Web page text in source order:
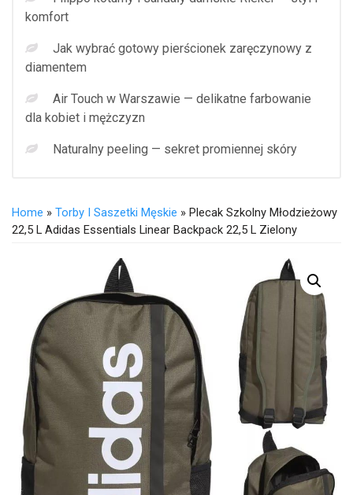
komfort
Jak wybrać gotowy pierścionek zaręczynowy z
diamentem
Air Touch w Warszawie — delikatne farbowanie
dla kobiet i mężczyzn
Naturalny peeling — sekret promiennej skóry
Home » Torby I Saszetki Męskie » Plecak Szkolny Młodzieżowy
22,5 L Adidas Essentials Linear Backpack 22,5 L Zielony